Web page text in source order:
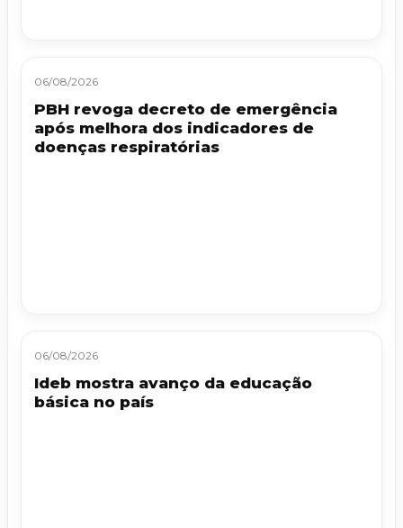
06/08/2026
PBH revoga decreto de emergência
após melhora dos indicadores de
doenças respiratórias
06/08/2026
Ideb mostra avanço da educação
básica no país